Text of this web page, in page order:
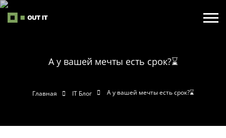
А у вашей мечты есть срок?⌛️
Главная IT Блог А у вашей мечты есть срок?⌛️